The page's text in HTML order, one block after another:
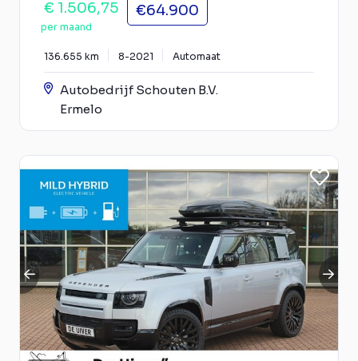
€ 1.506,75
per maand
€64.900
136.655 km 8-2021 Automaat
Autobedrijf Schouten B.V.
Ermelo